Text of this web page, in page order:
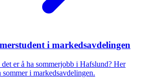
i markedsavdelingen
er å ha sommerjobb i Hafslund? Her
i markedsavdelingen.